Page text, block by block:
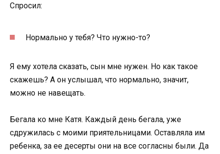
Спросил:
Нормально у тебя? Что нужно-то?
Я ему хотела сказать, сын мне нужен. Но как такое
скажешь? А он услышал, что нормально, значит,
можно не навещать.
Бегала ко мне Катя. Каждый день бегала, уже
сдружилась с моими приятельницами. Оставляла им
ребенка, за ее десерты они на все согласны были. Да